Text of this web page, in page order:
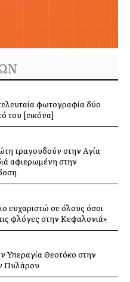
φωτογραφία δύο
του [εικόνα]
τραγουδούν στην Αγία
αφιερωμένη στην
ευχαριστώ σε όλους όσοι
φλόγες στην Κεφαλονιά»
Υπεραγία Θεοτόκο στην
Πυλάρου